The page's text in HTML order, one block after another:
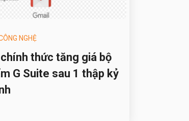
NGHỆ
thức tăng giá bộ
G Suite sau 1 thập kỷ